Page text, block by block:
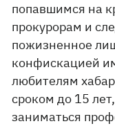
попавшимся на
прокурорам и
пожизненное
конфискацией
любителям
сроком до 15
заниматься